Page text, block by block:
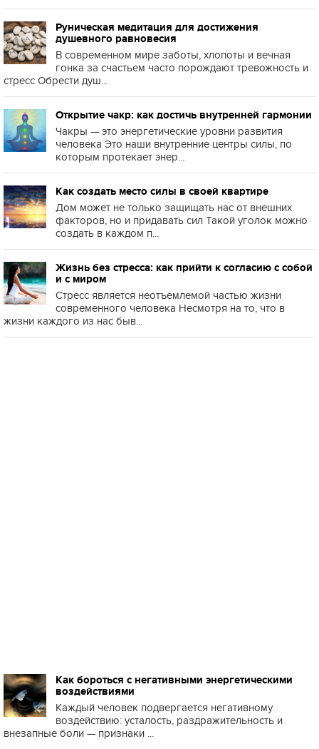
Руническая медитация для достижения
душевного равновесия
В современном мире заботы, хлопоты и вечная
гонка за счастьем часто порождают тревожность и
стресс Обрести душ...
Открытие чакр: как достичь внутренней гармонии
Чакры — это энергетические уровни развития
человека Это наши внутренние центры силы, по
которым протекает энер...
Как создать место силы в своей квартире
Дом может не только защищать нас от внешних
факторов, но и придавать сил Такой уголок можно
создать в каждом п...
Жизнь без стресса: как прийти к согласию с собой
и с миром
Стресс является неотъемлемой частью жизни
современного человека Несмотря на то, что в
жизни каждого из нас быв...
Как бороться с негативными энергетическими
воздействиями
Каждый человек подвергается негативному
воздействию: усталость, раздражительность и
внезапные боли — признаки ...